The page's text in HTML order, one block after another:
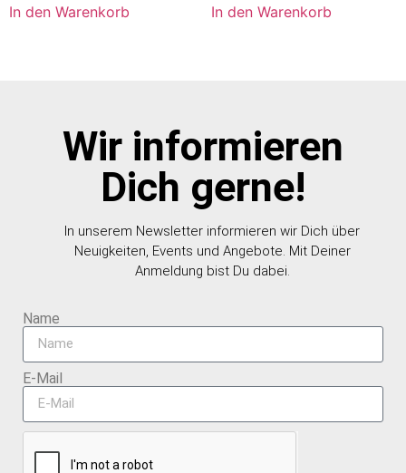
In den Warenkorb In den Warenkorb
Wir informieren
Dich gerne!
In unserem Newsletter informieren wir Dich über
Neuigkeiten, Events und Angebote. Mit Deiner
Anmeldung bist Du dabei.
Name
E-Mail